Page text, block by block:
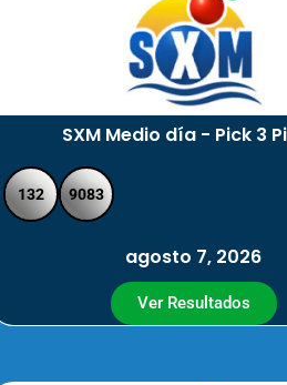
SXM Medio día - Pick 3
132 9083
agosto 7, 2026
Ver Resultados